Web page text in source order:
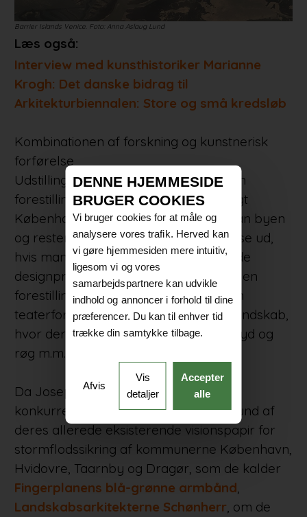
Barrier Islands Venice. Foto: Anna Aslaug Lund
Læs også:
Interview med kunsthistoriker Marianne
Krogh: Det danske bidrag til
Arkitekturbiennalen: Store og små kredsløb
Kombinationen af forskning og kunstnerisk
forførelse
Udstillingen i den danske pavillon er en
forestilling om kysterne og et fremtidigt
København, der demonstrerer hvordan byen
og resten af verden kan komme til at se ud,
hvis man benytter sig af naturbaserede
designprincipper. Samtidig er det også en
forestilling i betydningen forestilling; en
teaterforestilling af et fremtidigt kystlandskab,
hvor der tages alle effekter med lys, lyd og
røg m.m. i brug.
Da Josephine Michau vandt kurator-
konkurrencen, spurgte hun på baggrund af
deres allerede eksisterende visionspapir for
stormflodssikring af kommunerne København,
Hvidovre, Taarnby og Dragør, som de kalder
Fingerplanens blå-grønne armbånd,
Landskabsarkitekterne Schønherr, om de
DENNE HJEMMESIDE
BRUGER COOKIES
Vi bruger cookies for at måle og
analysere vores trafik. Herved kan
vi gøre hjemmesiden mere intuitiv,
ligesom vi og vores
samarbejdspartnere kan udvikle
indhold og annoncer i forhold til dine
præferencer. Du kan til enhver tid
trække din samtykke tilbage.
Afvis
Vis
detaljer
Accepter
alle